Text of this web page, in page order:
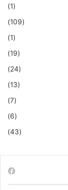
(1)
(109)
(1)
(19)
(24)
(13)
(7)
(6)
(43)